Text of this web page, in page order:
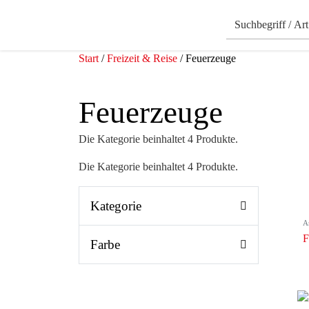
Start /Freizeit & Reise / Feuerzeuge
Feuerzeuge
Die Kategorie beinhaltet 4 Produkte.
Die Kategorie beinhaltet 4 Produkte.
Kategorie
Farbe